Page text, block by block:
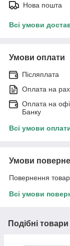
Нова пошта
Всі умови
Умови оплати
Післяплата
Оплата на
Оплата на
Банку
Всі умови
Умови
Повернення
Всі умови
Подібні товари